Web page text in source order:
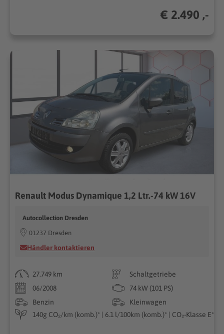
€ 2.490 ,-
Renault Modus Dynamique 1,2 Ltr.-74 kW 16V
Autocollection Dresden
01237 Dresden
Händler kontaktieren
27.749 km
Schaltgetriebe
06/2008
74 kW (101 PS)
Benzin
Kleinwagen
140g CO₂/km (komb.)* | 6.1 l/100km (komb.)* | CO₂-Klasse E*